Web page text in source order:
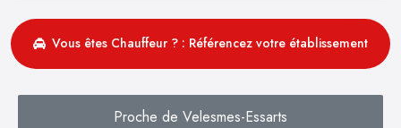
Vous êtes Chauffeur ? : Référencez votre établissement
Proche de Velesmes-Essarts